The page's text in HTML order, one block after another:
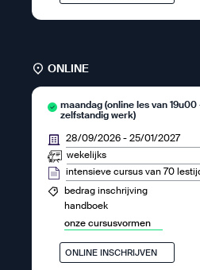
ONLINE
maandag (online les van 19u00
zelfstandig werk)
28/09/2026-25/01/2027
wekelijks
intensieve cursus van 70
bedrag inschrijving
handboek
onze cursusvormen
ONLINE INSCHRIJVEN